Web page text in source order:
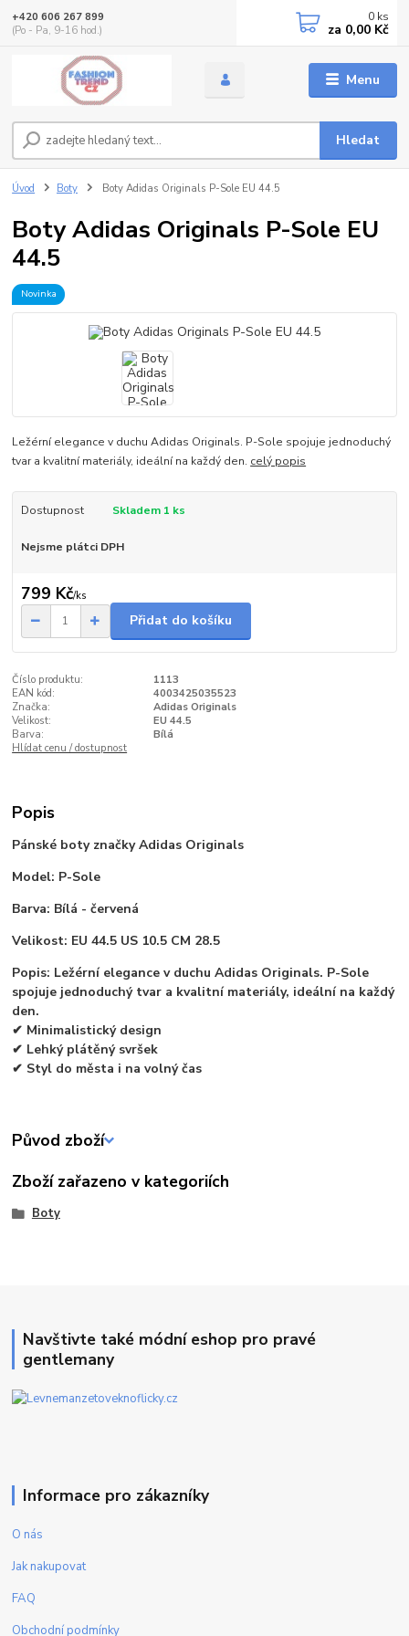
Menu
Hledat
+420 606 267 899
(Po - Pa, 9-16 hod.)
0 ks
za 0,00 Kč
Úvod Boty Boty Adidas Originals P-Sole EU 44.5
Boty Adidas Originals P-Sole EU
44.5
Novinka
Ležérní elegance v duchu Adidas Originals. P-Sole spojuje jednoduchý
tvar a kvalitní materiály, ideální na každý den. celý popis
Dostupnost Skladem 1 ks
Nejsme plátci DPH
799 Kč/ks
Přidat do košíku
Číslo produktu:
1113
EAN kód:
4003425035523
Značka:
Adidas Originals
Velikost:
EU 44.5
Barva:
Bílá
Hlídat cenu / dostupnost
Popis
Pánské boty značky Adidas Originals
Model: P-Sole
Barva: Bílá - červená
Velikost: EU 44.5 US 10.5 CM 28.5
Popis: Ležérní elegance v duchu Adidas Originals. P-Sole
spojuje jednoduchý tvar a kvalitní materiály, ideální na každý
den.
✔ Minimalistický design
✔ Lehký plátěný svršek
✔ Styl do města i na volný čas
Původ zboží
Zboží zařazeno v kategoriích
Boty
Navštivte také módní eshop pro pravé
gentlemany
Informace pro zákazníky
O nás
Jak nakupovat
FAQ
Obchodní podmínky